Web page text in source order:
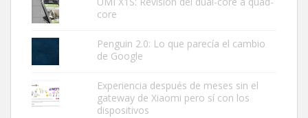
core
Penguin 2.0: Lo que parecía el cambio
de Google
Experiencia después de meses sin el
gateway de Xiaomi pero sí con los
dispositivos